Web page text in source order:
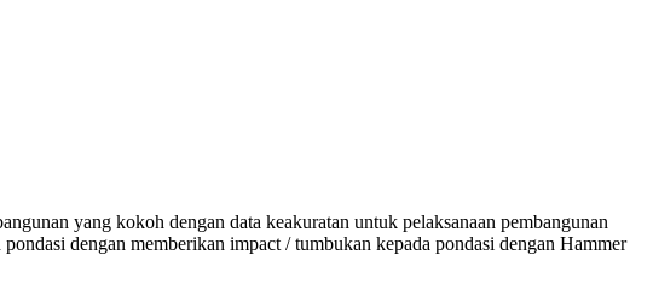
yang kokoh dengan data keakuratan untuk pelaksanaan pembangunan
dengan memberikan impact / tumbukan kepada pondasi dengan Hammer